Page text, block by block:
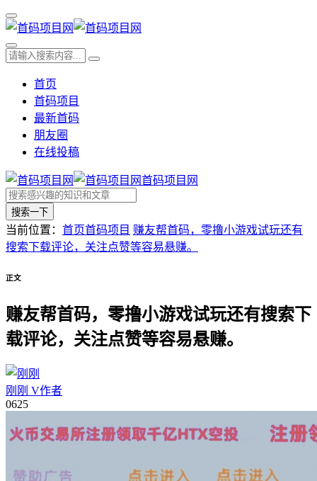
首页
首码项目
最新首码
朋友圈
在线投稿
首码项目网
搜索一下
当前位置： 首页首码项目 赚友帮首码，零撸小游戏试玩还有
搜索下载评论，关注点赞等容易悬赚。
正文
赚友帮首码，零撸小游戏试玩还有搜索下
载评论，关注点赞等容易悬赚。
刚刚 V作者
0625